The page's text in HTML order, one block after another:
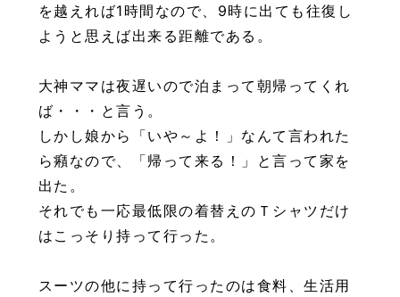
を越えれば1時間なので、9時に出ても往復し
ようと思えば出来る距離である。
大神ママは夜遅いので泊まって朝帰ってくれ
ば・・・と言う。
しかし娘から「いや～よ！」なんて言われた
ら癪なので、「帰って来る！」と言って家を
出た。
それでも一応最低限の着替えのＴシャツだけ
はこっそり持って行った。
スーツの他に持って行ったのは食料、生活用